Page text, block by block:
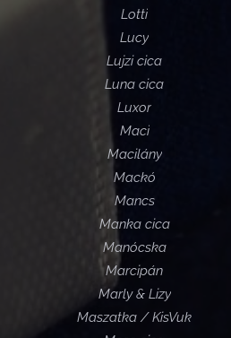
Lotti
Lucy
Lujzi cica
Luna cica
Luxor
Maci
Macilány
Mackó
Mancs
Manka cica
Manócska
Marcipán
Marly & Lizy
Maszatka / KisVuk